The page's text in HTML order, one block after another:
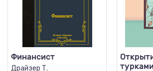
Финансист
Драйзер Т.
турками